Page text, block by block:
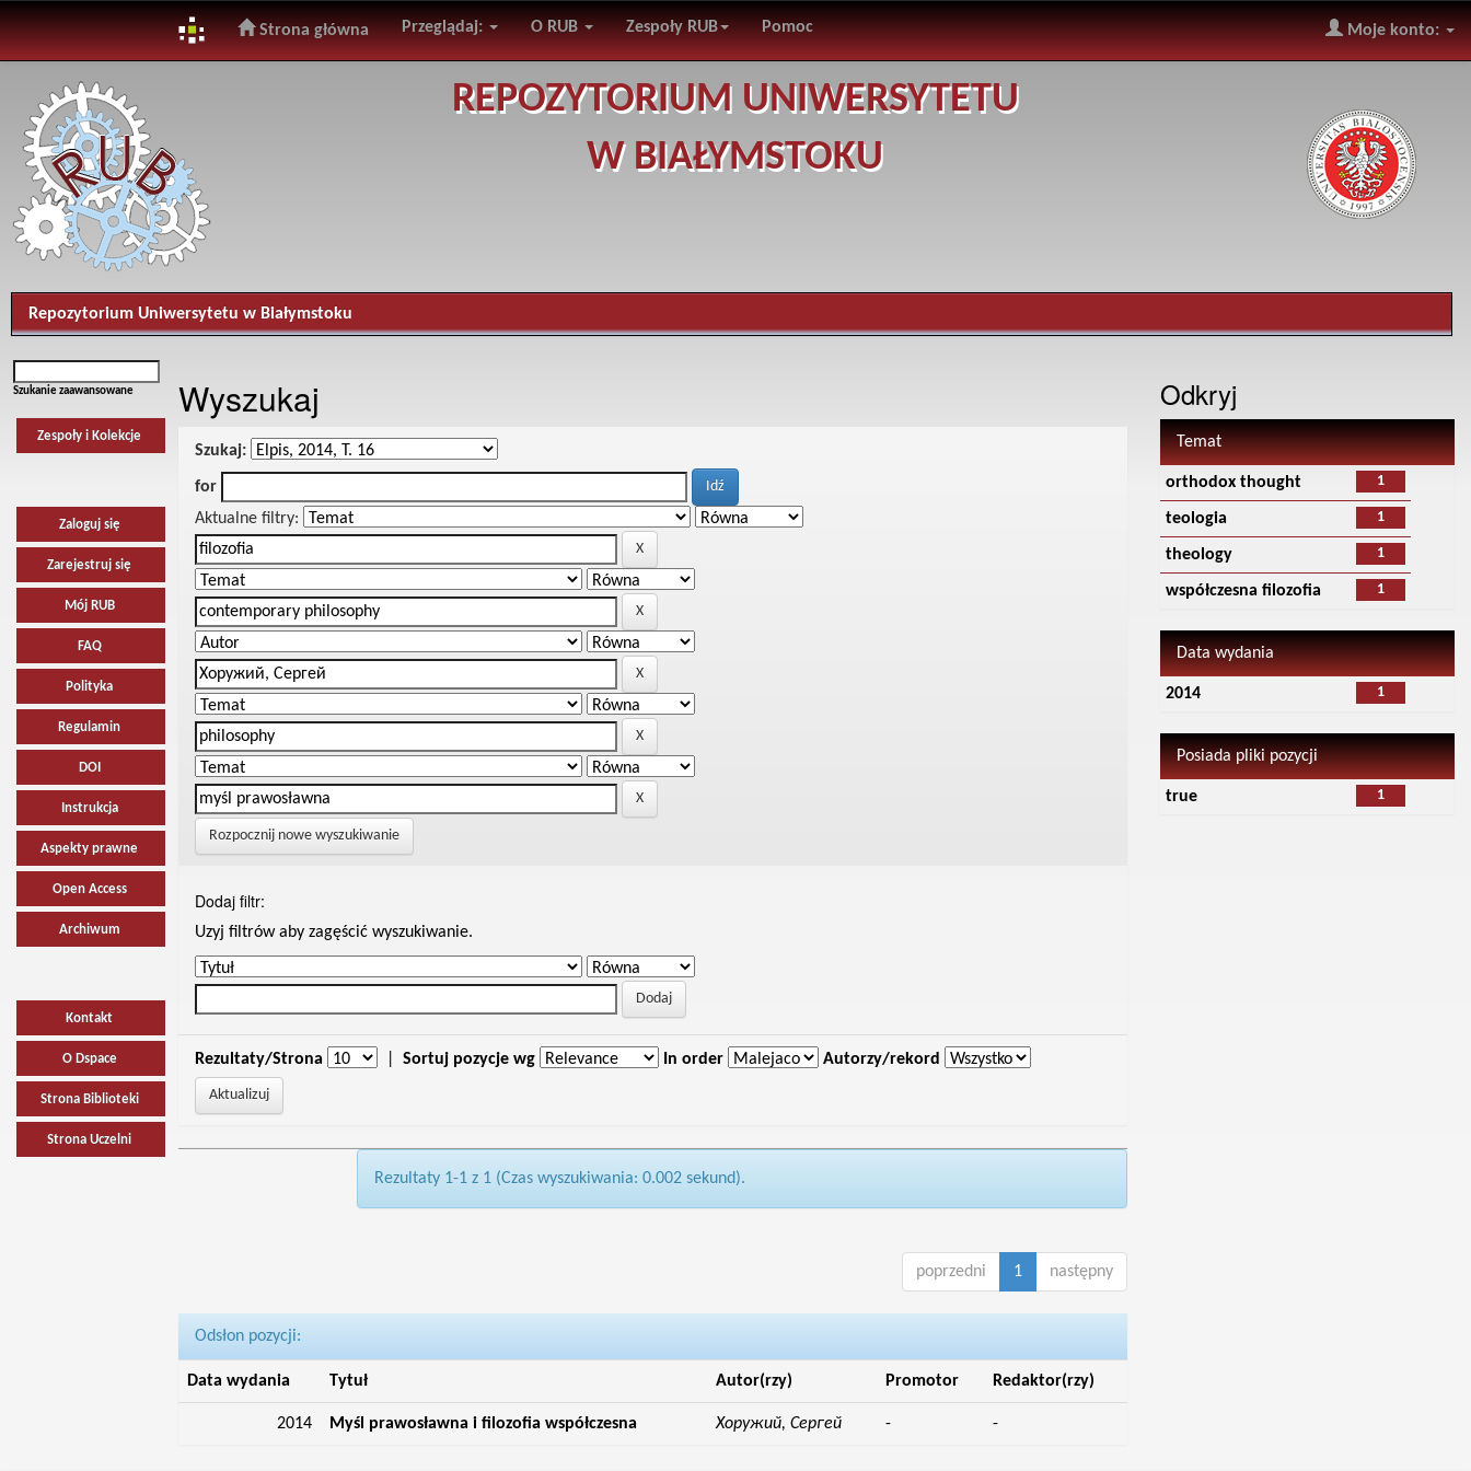
navigation
Strona główna Przeglądaj: O RUB Zespoły RUB Pomoc Moje konto:
REPOZYTORIUM UNIWERSYTETU
W BIAŁYMSTOKU
Repozytorium Uniwersytetu w Białymstoku
Szukanie zaawansowane
Zespoły i Kolekcje
Zaloguj się
Zarejestruj się
Mój RUB
FAQ
Polityka
Regulamin
DOI
Instrukcja
Aspekty prawne
Open Access
Archiwum
Kontakt
O Dspace
Strona Biblioteki
Strona Uczelni
Wyszukaj
Szukaj:
for
Aktualne filtry:
Rozpocznij nowe wyszukiwanie
Dodaj filtr:
Uzyj filtrów aby zagęścić wyszukiwanie.
Rezultaty/Strona Sortuj pozycje wg In order Autorzy/rekord
Rezultaty 1-1 z 1 (Czas wyszukiwania: 0.002 sekund).
poprzedni 1 następny
Odsłon pozycji:
Data wydania Tytuł Autor(rzy) Promotor Redaktor(rzy)
2014 Myśl prawosławna i filozofia współczesna Хоружий, Сергей - -
Odkryj
Temat
1
orthodox thought
1
teologia
1
theology
1
współczesna filozofia
Data wydania
1
2014
Posiada pliki pozycji
1
true